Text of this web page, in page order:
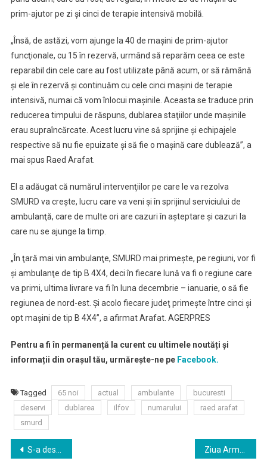
prim-ajutor pe zi şi cinci de terapie intensivă mobilă.
„Însă, de astăzi, vom ajunge la 40 de maşini de prim-ajutor
funcţionale, cu 15 în rezervă, urmând să reparăm ceea ce este
reparabil din cele care au fost utilizate până acum, or să rămână
şi ele în rezervă şi continuăm cu cele cinci maşini de terapie
intensivă, numai că vom înlocui maşinile. Aceasta se traduce prin
reducerea timpului de răspuns, dublarea staţiilor unde maşinile
erau supraîncărcate. Acest lucru vine să sprijine şi echipajele
respective să nu fie epuizate şi să fie o maşină care dublează”, a
mai spus Raed Arafat.
El a adăugat că numărul intervenţiilor pe care le va rezolva
SMURD va creşte, lucru care va veni şi în sprijinul serviciului de
ambulanţă, care de multe ori are cazuri în aşteptare şi cazuri la
care nu se ajunge la timp.
„În ţară mai vin ambulanţe, SMURD mai primeşte, pe regiuni, vor fi
şi ambulanţe de tip B 4X4, deci în fiecare lună va fi o regiune care
va primi, ultima livrare va fi în luna decembrie – ianuarie, o să fie
regiunea de nord-est. Şi acolo fiecare judeţ primeşte între cinci şi
opt maşini de tip B 4X4”, a afirmat Arafat. AGERPRES
Pentru a fi în permanență la curent cu ultimele noutăți și
informații din orașul tău, urmărește-ne peFacebook.
Tagged 65 noi actual ambulante
bucuresti
deservi
dublarea ilfov numarului
raed arafat
smurd
Navigare
S-a deschis Salonul Auto Bucureşti. Dealerii promovează mărci și modele de maşini hibrid